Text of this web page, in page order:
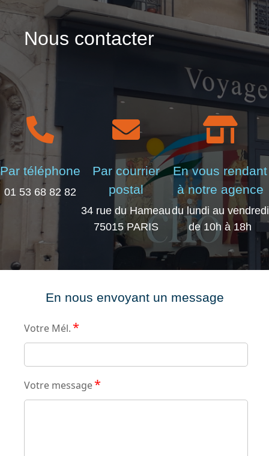
Nous contacter
Par téléphone
01 53 68 82 82
Par courrier
postal
34 rue du Hameau
75015 PARIS
En vous rendant
à notre agence
du lundi au vendredi
de 10h à 18h
En nous envoyant un message
Votre Mél. *
Votre message*